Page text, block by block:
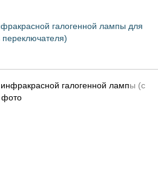
галогенной лампы для